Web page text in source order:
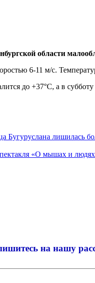
области
6-11 м/с.
до +37°C, а в
Бугуруслана лишилась
«О мышах и
на нашу